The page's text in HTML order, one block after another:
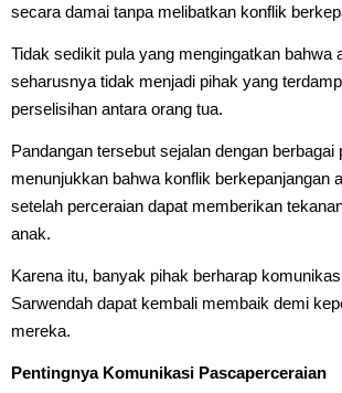
secara damai tanpa melibatkan konflik
Tidak sedikit pula yang mengingatkan bahwa
seharusnya tidak menjadi pihak yang
perselisihan antara orang tua.
Pandangan tersebut sejalan dengan berbagai
menunjukkan bahwa konflik berkepanjangan
setelah perceraian dapat memberikan
anak.
Karena itu, banyak pihak berharap
Sarwendah dapat kembali membaik demi
mereka.
Pentingnya Komunikasi Pascaperceraian